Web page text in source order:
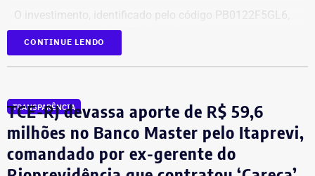
O investimento, identificado pelo código PB0122F5GL6,
representa cerca de 99,2% de todo o patrimônio
incluem aplicações de renda fixa em diferentes
instituições financeiras, além de um depósito bancário no
valor de R$ 0,01.
CONTINUE LENDO
TRANSPARÊNCIA
TCE-RJ devassa aporte de R$ 59,6
milhões no Banco Master pelo Itaprevi,
comandado por ex-gerente do